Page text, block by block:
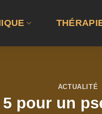
ACTUALITÉ
5 pour un